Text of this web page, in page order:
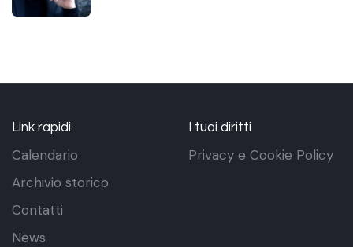
Link rapidi
Calendario
Archivio storico
Contatti
News
I tuoi diritti
Privacy e Cookie Policy